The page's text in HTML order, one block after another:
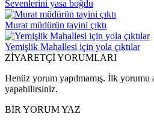
Sevenlerini yasa boğdu
Murat müdürün tayini çıktı
Yemişlik Mahallesi için yola çıktılar
ZİYARETÇİ YORUMLARI
Henüz yorum yapılmamış. İlk yorumu
yapabilirsiniz.
BİR YORUM YAZ